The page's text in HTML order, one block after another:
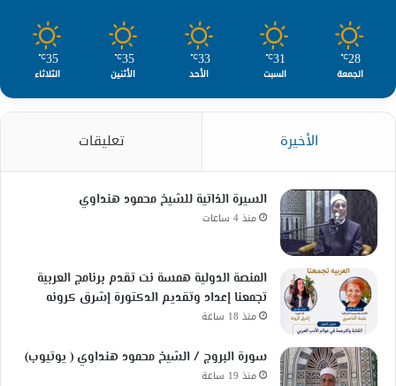
28
℃
الجمعة
31
℃
السبت
33
℃
الأحد
35
℃
الأثنين
35
℃
الثلاثاء
الأخيرة تعليقات
السيرة الذاتية للشيخ محمود هنداوي
منذ 4 ساعات
المنصة الدولية همسة نت تقدم برنامج العربية
تجمعنا إعداد وتقديم الدكتورة إشرق كرونه
منذ 18 ساعة
سورة البروج / الشيخ محمود هنداوي ( يوتيوب)
منذ 19 ساعة